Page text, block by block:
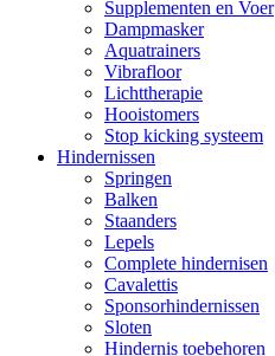
Supplementen en Voer
Dampmasker
Aquatrainers
Vibrafloor
Lichttherapie
Hooistomers
Stop kicking systeem
Hindernissen
Springen
Balken
Staanders
Lepels
Complete hindernisen
Cavalettis
Sponsorhindernissen
Sloten
Hindernis toebehoren